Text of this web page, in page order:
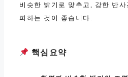
비슷한 밝기로 맞추고, 강한 반사
피하는 것이 좋습니다.
핵심요약